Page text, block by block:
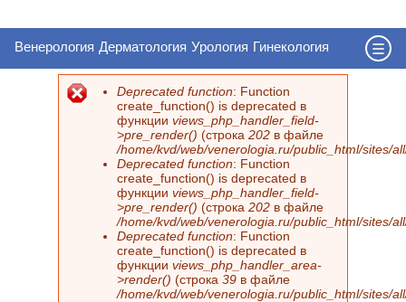
Венерология Дерматология Урология Гинекология
Сообщение об ошибке
Deprecated function: Function
create_function() is deprecated в
функции views_php_handler_field-
>pre_render() (строка 202 в файле
/home/kvd/web/venerologia.ru/public_html/sites/
Deprecated function: Function
create_function() is deprecated в
функции views_php_handler_field-
>pre_render() (строка 202 в файле
/home/kvd/web/venerologia.ru/public_html/sites/
Deprecated function: Function
create_function() is deprecated в
функции views_php_handler_area-
>render() (строка 39 в файле
/home/kvd/web/venerologia.ru/public_html/sites/